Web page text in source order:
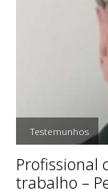
,Testemunhos
Profissional
trabalho –